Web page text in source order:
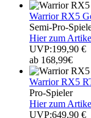
Warrior RX5
Semi-Pro-
Hier zum
UVP:199,90 €
ab 168,99€
Warrior RX5
Pro-Spieler
Hier zum
UVP:649,90 €